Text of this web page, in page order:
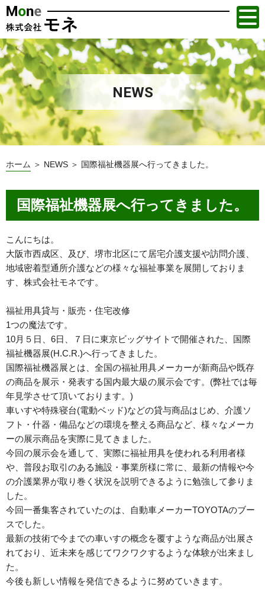
NEWS
ホーム ＞ NEWS ＞ 国際福祉機器展へ行ってきました。
国際福祉機器展へ行ってきました。
こんにちは。
大阪市西成区、及び、堺市北区にて居宅介護支援や訪問介護、
地域密着型通所介護などの様々な福祉事業を展開しておりま
す、株式会社モネです。
福祉用具貸与・販売・住宅改修
1つの魔法です。
10月５日、6日、７日に東京ビッグサイトで開催された、国際
福祉機器展(H.C.R.)へ行ってきました。
国際福祉機器展とは、全国の福祉用具メーカーが新商品や既存
の商品を展示・発表する国内最大級の展示会です。(弊社では毎
年見学させて頂いております。)
車いすや特殊寝台(電動ベッド)などの貸与商品はじめ、介護ソ
フト・什器・備品などの環境を整える商品など、様々なメーカ
ーの展示商品を実際に見てきました。
今回の展示会を通して、実際に福祉用具を使われる利用者様
や、普段お取引のある施設・事業所様に常に、最新の情報や今
の介護業界が取り巻く状況を説明できるように勉強して参りま
した。
今回一番集客されていたのは、自動車メーカーTOYOTAのブー
スでした。
最新の技術で今までの車いすの概念を覆すような商品が出展さ
れており、近未来を感じてワクワクするような体験が出来まし
た。
今後も新しい情報を発信できるように努めていきます。